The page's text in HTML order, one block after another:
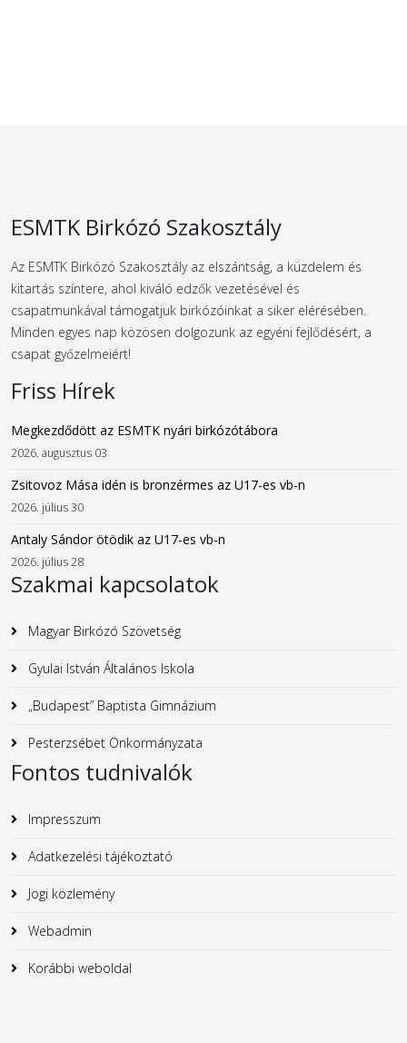
ESMTK Birkózó Szakosztály
Az ESMTK Birkózó Szakosztály az elszántság, a küzdelem és
kitartás színtere, ahol kiváló edzők vezetésével és
csapatmunkával támogatjuk birkózóinkat a siker elérésében.
Minden egyes nap közösen dolgozunk az egyéni fejlődésért, a
csapat győzelmeiért!
Friss Hírek
Megkezdődött az ESMTK nyári birkózótábora
2026. augusztus 03
Zsitovoz Mása idén is bronzérmes az U17-es vb-n
2026. július 30
Antaly Sándor ötödik az U17-es vb-n
2026. július 28
Szakmai kapcsolatok
Magyar Birkózó Szövetség
Gyulai István Általános Iskola
„Budapest” Baptista Gimnázium
Pesterzsébet Önkormányzata
Fontos tudnivalók
Impresszum
Adatkezelési tájékoztató
Jogi közlemény
Webadmin
Korábbi weboldal